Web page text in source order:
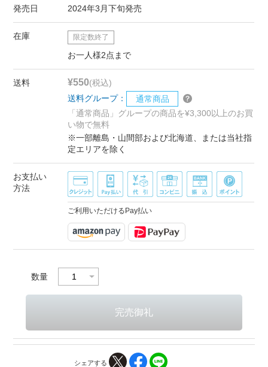
発売日 2024年3月下旬発売
在庫 限定数終了
お一人様2点まで
送料 ¥550(税込)
送料グループ：
通常商品
「通常商品」グループの商品を¥3,300以上のお買
い物で無料
※一部離島・山間部および北海道、または当社指
定エリアを除く
お支払い
方法
ご利用いただけるPay払い
数量
シェアする